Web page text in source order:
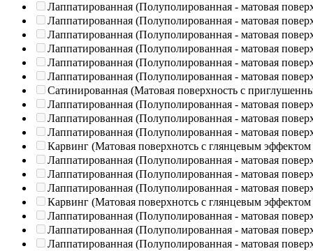
Лаппатированная (Полуполированная - матовая
Лаппатированная (Полуполированная - матовая
Лаппатированная (Полуполированная - матовая
Лаппатированная (Полуполированная - матовая
Лаппатированная (Полуполированная - матовая
Лаппатированная (Полуполированная - матовая
Сатинированная (Матовая поверхность с
Лаппатированная (Полуполированная - матовая
Лаппатированная (Полуполированная - матовая
Лаппатированная (Полуполированная - матовая
Карвинг (Матовая поверхнотсь с глянцевым эффектом
Лаппатированная (Полуполированная - матовая
Лаппатированная (Полуполированная - матовая
Лаппатированная (Полуполированная - матовая
Карвинг (Матовая поверхнотсь с глянцевым эффектом
Лаппатированная (Полуполированная - матовая
Лаппатированная (Полуполированная - матовая
Лаппатированная (Полуполированная - матовая